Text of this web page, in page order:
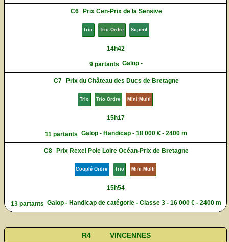
C6 Prix Cen-Prix de la Sensive
Trio Trio Ordre Super4
14h42
9 partants Galop -
C7 Prix du Château des Ducs de Bretagne
Trio Trio Ordre Mini Multi
15h17
11 partants Galop - Handicap - 18 000 € - 2400 m
C8 Prix Rexel Pole Loire Océan-Prix de Bretagne
Couplé Ordre Trio Mini Multi
15h54
13 partants Galop - Handicap de catégorie - Classe 3 - 16 000 € - 2400 m
R4 VINCENNES